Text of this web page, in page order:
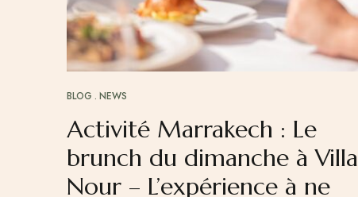
BLOG NEWS
Activité Marrakech : Le
brunch du dimanche à Villa
Nour – L’expérience à ne